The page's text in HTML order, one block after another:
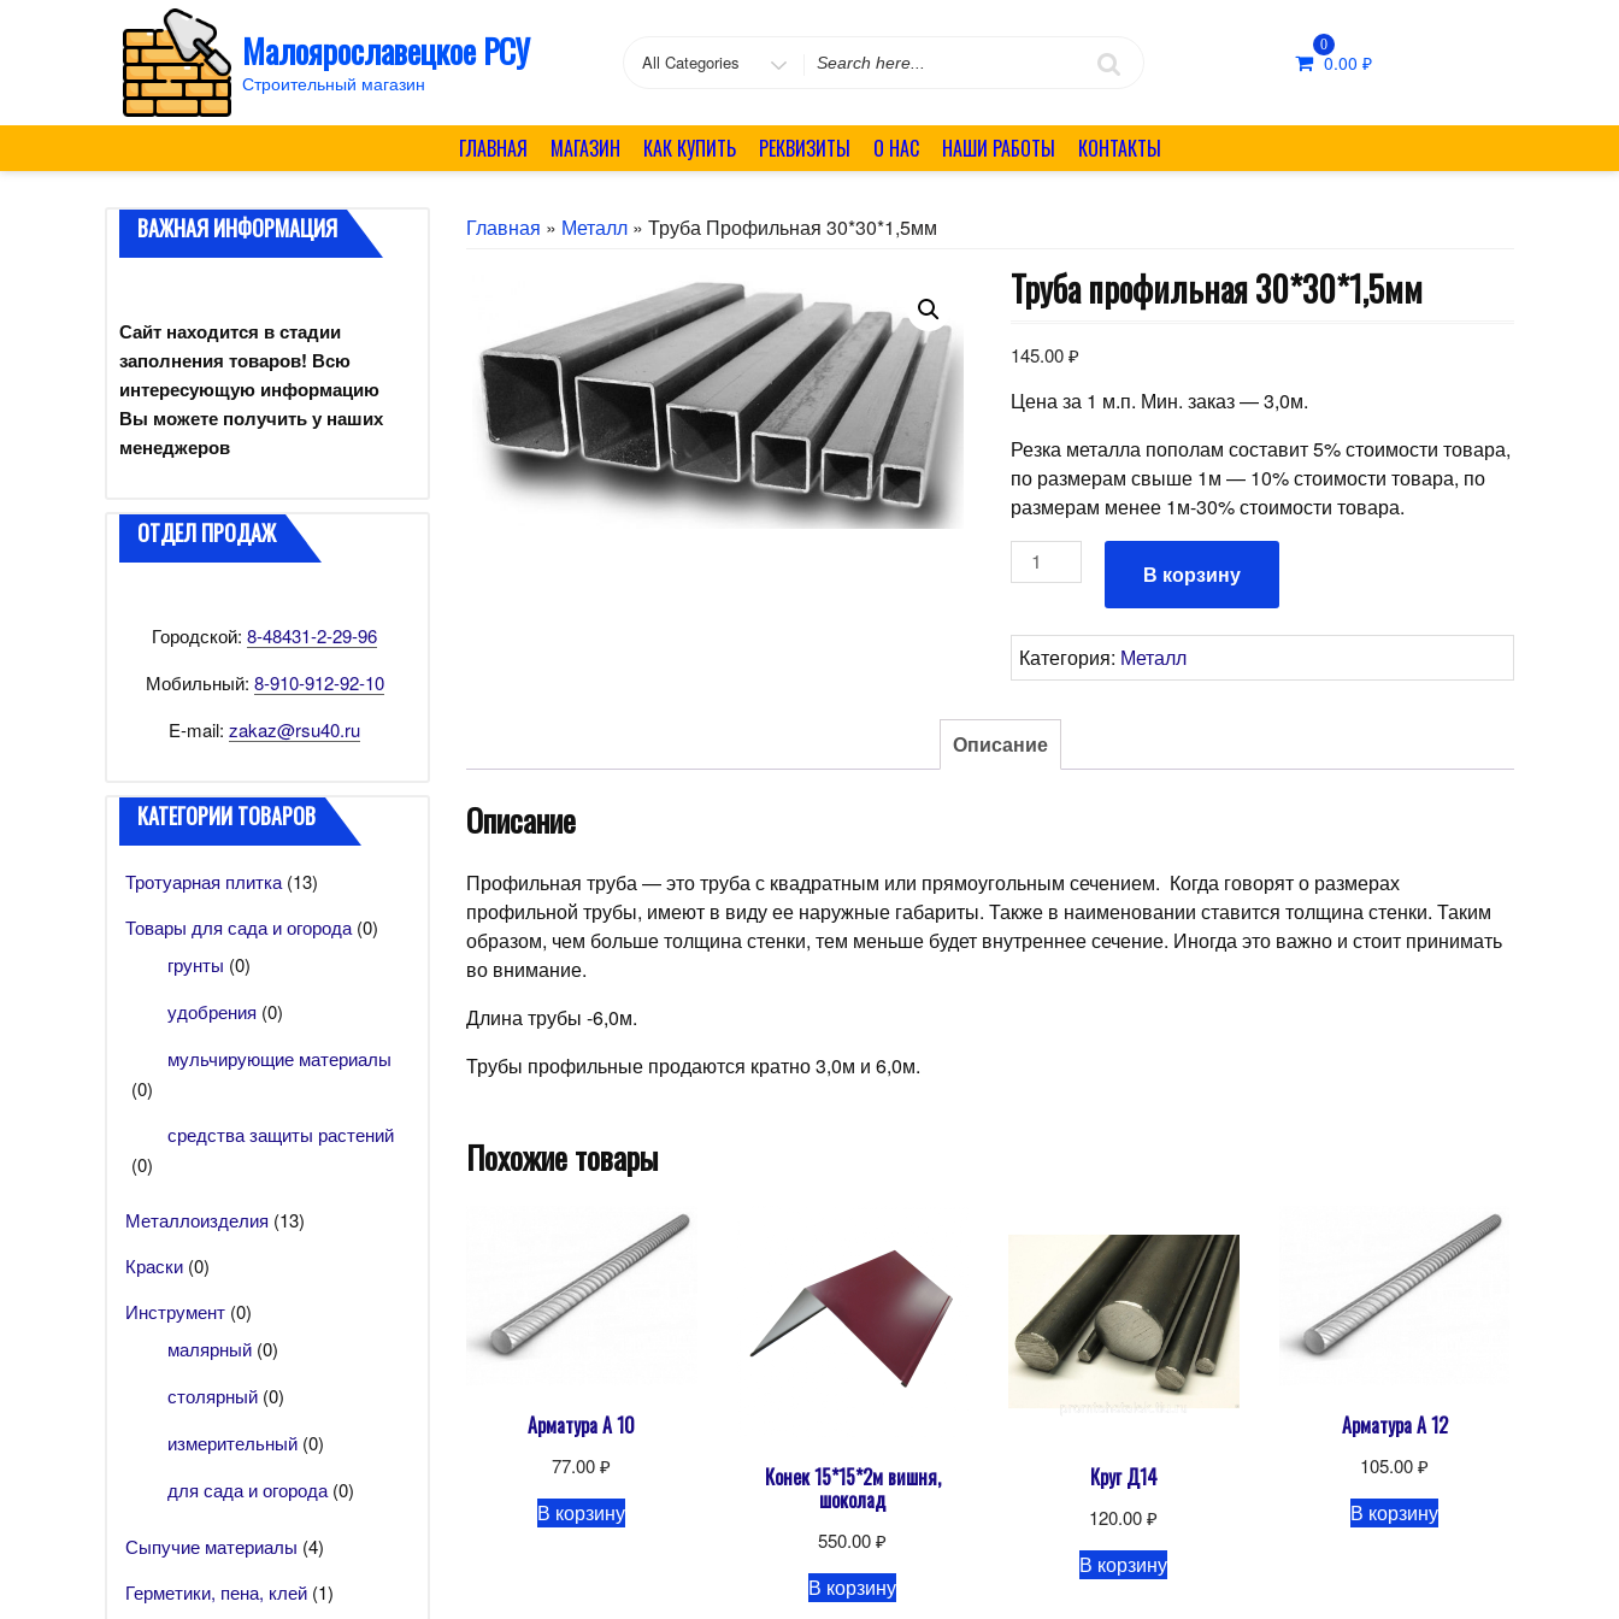
Малоярославецкое РСУ
Строительный магазин
Search
0
0.00₽
ГЛАВНАЯ МАГАЗИН КАК КУПИТЬ РЕКВИЗИТЫ О НАС НАШИ РАБОТЫ КОНТАКТЫ
ВАЖНАЯ ИНФОРМАЦИЯ
Сайт находится в стадии
заполнения товаров! Всю
интересующую информацию
Вы можете получить у наших
менеджеров
ОТДЕЛ ПРОДАЖ
Городской: 8-48431-2-29-96
Мобильный: 8-910-912-92-10
E-mail: zakaz@rsu40.ru
КАТЕГОРИИ ТОВАРОВ
Тротуарная плитка (13)
Товары для сада и огорода (0)
грунты (0)
удобрения (0)
мульчирующие материалы
(0)
средства защиты растений
(0)
Металлоизделия (13)
Краски (0)
Инструмент (0)
малярный (0)
столярный (0)
измерительный (0)
для сада и огорода (0)
Сыпучие материалы (4)
Герметики, пена, клей (1)
Главная » Металл » Труба Профильная 30*30*1,5мм
Труба профильная 30*30*1,5мм
145.00₽
Цена за 1 м.п. Мин. заказ — 3,0м.
Резка металла пополам составит 5% стоимости товара,
по размерам свыше 1м — 10% стоимости товара, по
размерам менее 1м-30% стоимости товара.
Количество
товара
профильная
30*30*1,5мм
В корзину
Категория: Металл
Описание
Описание
Профильная труба — это труба с квадратным или прямоугольным сечением. Когда говорят о размерах
профильной трубы, имеют в виду ее наружные габариты. Также в наименовании ставится толщина стенки. Таким
образом, чем больше толщина стенки, тем меньше будет внутреннее сечение. Иногда это важно и стоит принимать
во внимание.
Длина трубы -6,0м.
Трубы профильные продаются кратно 3,0м и 6,0м.
Похожие товары
Арматура А 10
77.00₽
В корзину
Конек 15*15*2м вишня,
шоколад
550.00₽
В корзину
Круг Д14
120.00₽
В корзину
Арматура А 12
105.00₽
В корзину